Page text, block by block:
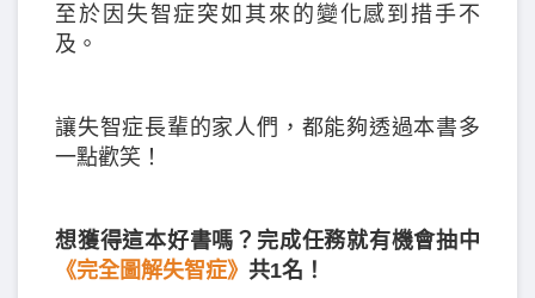
至於因失智症突如其來的變化感到措手不
及。
讓失智症長輩的家人們，都能夠透過本書多
一點歡笑！
想獲得這本好書嗎？完成任務就有機會抽中
《完全圖解失智症》 共1名！